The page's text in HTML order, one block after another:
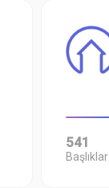
541
Başlıklar